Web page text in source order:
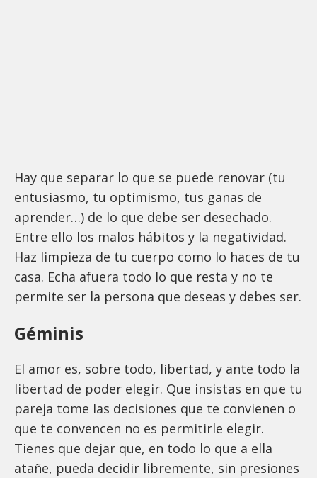
Hay que separar lo que se puede renovar (tu
entusiasmo, tu optimismo, tus ganas de
aprender…) de lo que debe ser desechado.
Entre ello los malos hábitos y la negatividad.
Haz limpieza de tu cuerpo como lo haces de tu
casa. Echa afuera todo lo que resta y no te
permite ser la persona que deseas y debes ser.
Géminis
El amor es, sobre todo, libertad, y ante todo la
libertad de poder elegir. Que insistas en que tu
pareja tome las decisiones que te convienen o
que te convencen no es permitirle elegir.
Tienes que dejar que, en todo lo que a ella
atañe, pueda decidir libremente, sin presiones